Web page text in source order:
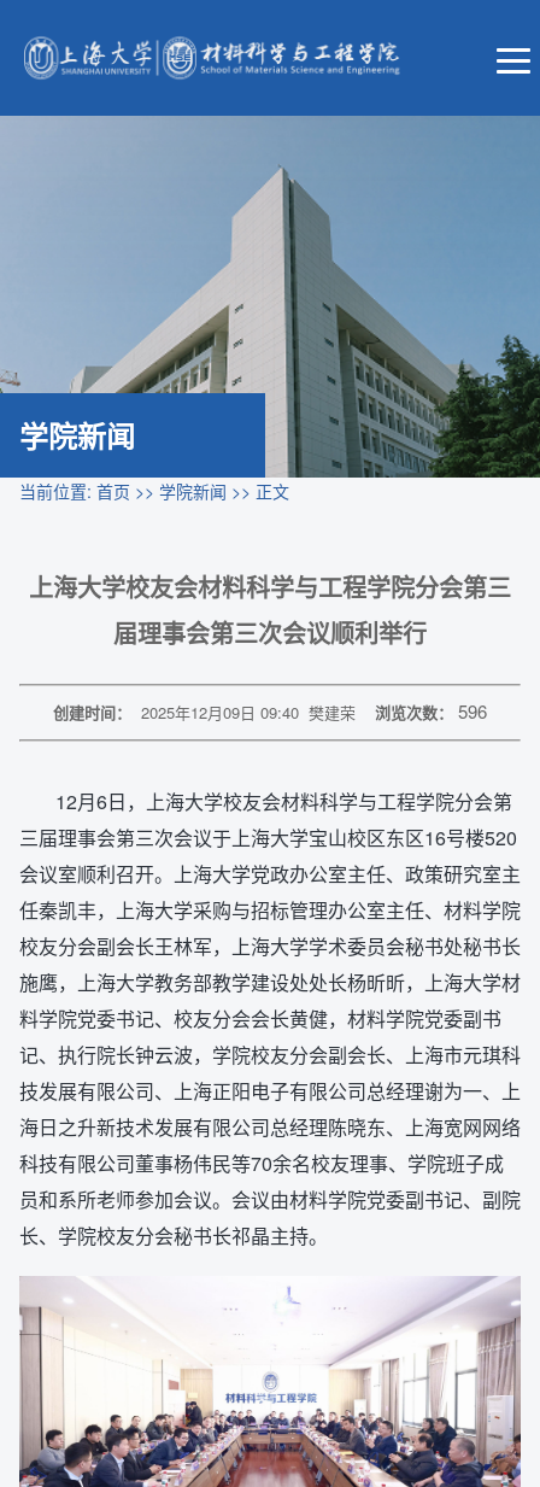
学院新闻
当前位置: 首页 >> 学院新闻 >> 正文
上海大学校友会材料科学与工程学院分会第三
届理事会第三次会议顺利举行
创建时间： 2025年12月09日 09:40 樊建荣 浏览次数： 596
12月6日，上海大学校友会材料科学与工程学院分会第
三届理事会第三次会议于上海大学宝山校区东区16号楼520
会议室顺利召开。上海大学党政办公室主任、政策研究室主
任秦凯丰，上海大学采购与招标管理办公室主任、材料学院
校友分会副会长王林军，上海大学学术委员会秘书处秘书长
施鹰，上海大学教务部教学建设处处长杨昕昕，上海大学材
料学院党委书记、校友分会会长黄健，材料学院党委副书
记、执行院长钟云波，学院校友分会副会长、上海市元琪科
技发展有限公司、上海正阳电子有限公司总经理谢为一、上
海日之升新技术发展有限公司总经理陈晓东、上海宽网网络
科技有限公司董事杨伟民等70余名校友理事、学院班子成
员和系所老师参加会议。会议由材料学院党委副书记、副院
长、学院校友分会秘书长祁晶主持。